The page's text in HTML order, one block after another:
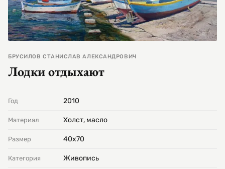
БРУСИЛОВ СТАНИСЛАВ АЛЕКСАНДРОВИЧ
Лодки отдыхают
Год 2010
Материал Холст, масло
Размер 40х70
Категория Живопись